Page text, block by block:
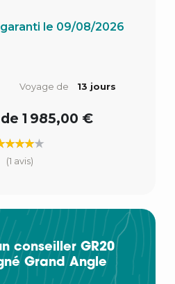
le 09/08/2026
Voyage de 13 jours
1 985,00 €
(1 avis)
conseiller GR20
Grand Angle